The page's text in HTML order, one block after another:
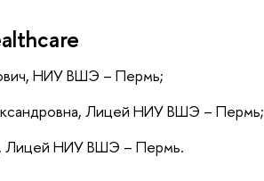
НИУ ВШЭ – Пермь;
Лицей НИУ ВШЭ – Пермь;
Лицей НИУ ВШЭ – Пермь.